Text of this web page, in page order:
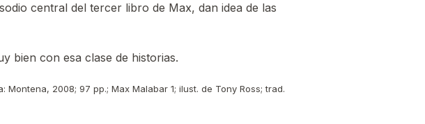
central del tercer libro de Max, dan idea de las
bien con esa clase de historias.
2008; 97 pp.; Max Malabar 1; ilust. de Tony Ross; trad.